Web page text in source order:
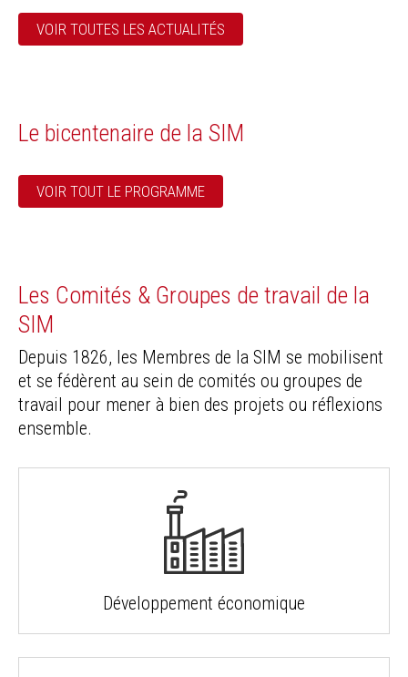
VOIR TOUTES LES ACTUALITÉS
Le bicentenaire de la SIM
VOIR TOUT LE PROGRAMME
Les Comités & Groupes de travail de la
SIM
Depuis 1826, les Membres de la SIM se mobilisent
et se fédèrent au sein de comités ou groupes de
travail pour mener à bien des projets ou réflexions
ensemble.
Développement économique